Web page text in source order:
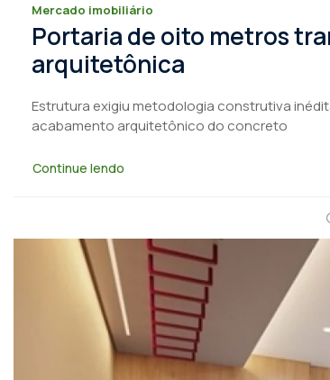
Mercado imobiliário
Portaria de oito metros
arquitetônica
Estrutura exigiu metodologia construtiva
acabamento arquitetônico do concreto
Continue lendo